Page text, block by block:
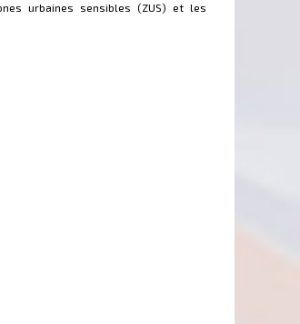
urbaines sensibles (ZUS) et les